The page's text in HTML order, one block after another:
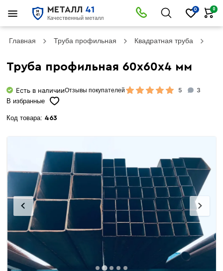
МЕТАЛЛ 41
Качественный металл
0 0
Главная Труба профильная Квадратная труба
Труба профильная 60х60х4 мм
Есть в наличииОтзывы покупателей 5 3
В избранные
Код товара: 463